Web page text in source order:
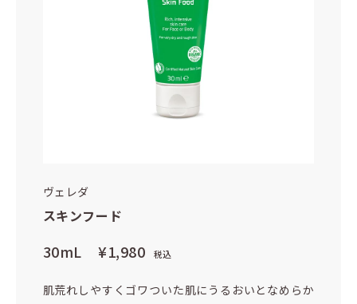
ヴェレダ
スキンフード
30mL ¥1,980 税込
肌荒れしやすくゴワついた肌にうるおいとなめらか